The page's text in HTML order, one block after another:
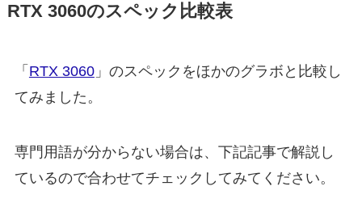
RTX 3060のスペック比較表
「 RTX 3060」のスペックをほかのグラボと比較し
てみました。
専門用語が分からない場合は、下記記事で解説し
ているので合わせてチェックしてみてください。